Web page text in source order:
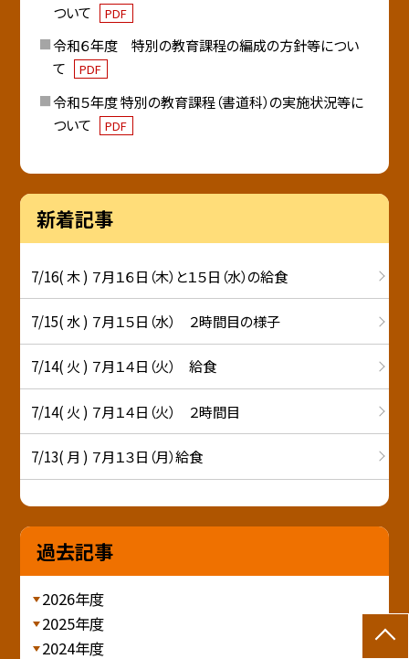
ついて
PDF
令和６年度 特別の教育課程の編成の方針等につい
て
PDF
令和５年度 特別の教育課程（書道科）の実施状況等に
ついて
PDF
新着記事
7/16( 木 ) ７月１６日（木）と１５日（水）の給食
7/15( 水 ) ７月１５日（水） ２時間目の様子
7/14( 火 ) ７月１４日（火） 給食
7/14( 火 ) ７月１４日（火） ２時間目
7/13( 月 ) ７月１３日（月）給食
過去記事
2026年度
2025年度
2024年度